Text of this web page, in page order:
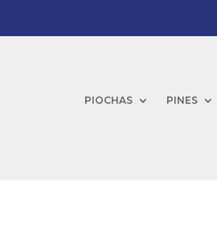
PIOCHAS PINES